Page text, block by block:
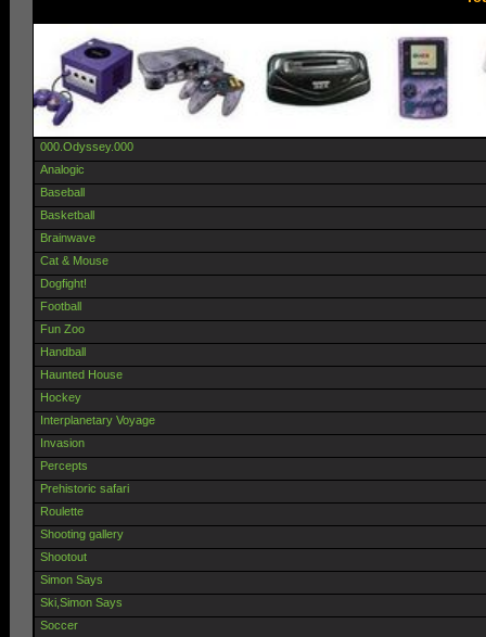
000.Odyssey.000
Analogic
Baseball
Basketball
Brainwave
Cat & Mouse
Dogfight!
Football
Fun Zoo
Handball
Haunted House
Hockey
Interplanetary Voyage
Invasion
Percepts
Prehistoric safari
Roulette
Shooting gallery
Shootout
Simon Says
Ski,Simon Says
Soccer